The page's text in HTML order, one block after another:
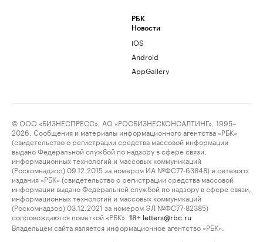
РБК
Новости
iOS
Android
AppGallery
© ООО «БИЗНЕСПРЕСС», АО «РОСБИЗНЕСКОНСАЛТИНГ», 1995–
2026. Сообщения и материалы информационного агентства «РБК»
(свидетельство о регистрации средства массовой информации
выдано Федеральной службой по надзору в сфере связи,
информационных технологий и массовых коммуникаций
(Роскомнадзор) 09.12.2015 за номером ИА №ФС77-63848) и сетевого
издания «РБК» (свидетельство о регистрации средства массовой
информации выдано Федеральной службой по надзору в сфере связи,
информационных технологий и массовых коммуникаций
(Роскомнадзор) 03.12.2021 за номером ЭЛ №ФС77-82385)
сопровождаются пометкой «РБК».
18+ letters@rbc.ru
Владельцем сайта является информационное агентство «РБК».